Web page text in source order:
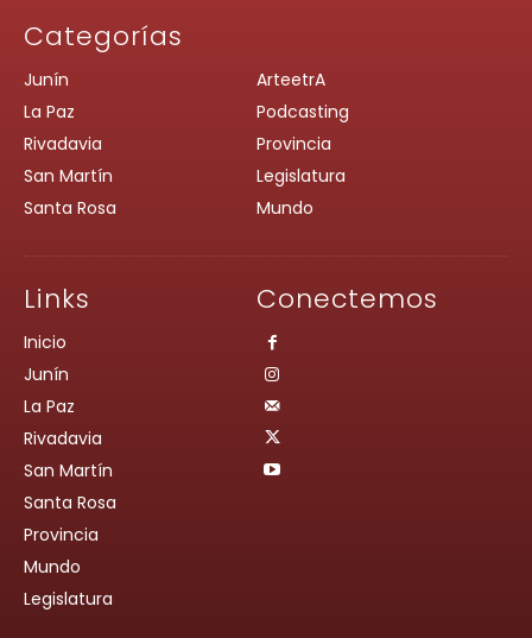
Categorías
Junín
La Paz
Rivadavia
San Martín
Santa Rosa
ArteetrA
Podcasting
Provincia
Legislatura
Mundo
Links
Inicio
Junín
La Paz
Rivadavia
San Martín
Santa Rosa
Provincia
Mundo
Legislatura
Conectemos